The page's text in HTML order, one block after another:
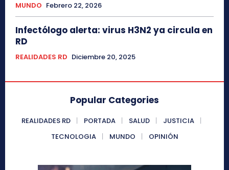
MUNDO Febrero 22, 2026
Infectólogo alerta: virus H3N2 ya circula en
RD
REALIDADES RD Diciembre 20, 2025
Popular Categories
REALIDADES RD PORTADA SALUD
JUSTICIA
TECNOLOGIA
MUNDO OPINIÓN